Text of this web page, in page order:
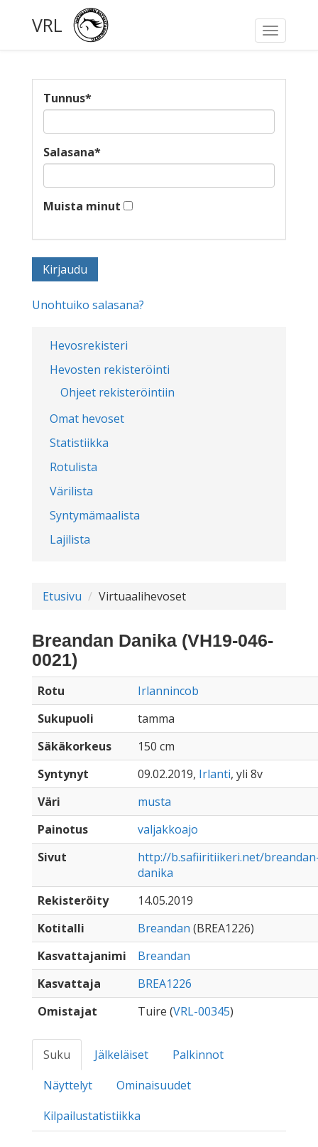
Toggle
VRL
Hevosrekisteri
Hevosten rekisteröinti
Ohjeet rekisteröintiin
Omat hevoset
Statistiikka
Rotulista
Värilista
Syntymämaalista
Lajilista
Tunnus*
Salasana*
Muista minut
Unohtuiko salasana?
Etusivu Virtuaalihevoset
Breandan Danika (VH19-046-
0021)
Rotu
Irlannincob
Sukupuoli
tamma
Säkäkorkeus
150 cm
Syntynyt
09.02.2019, Irlanti, yli 8v
Väri
musta
Painotus
valjakkoajo
Sivut
http://b.safiiritiikeri.net/
danika
Rekisteröity
14.05.2019
Kotitalli
Breandan (BREA1226)
Kasvattajanimi
Breandan
Kasvattaja
BREA1226
Omistajat
Tuire (VRL-00345)
Suku Jälkeläiset
Palkinnot
Näyttelyt
Ominaisuudet
Kilpailustatistiikka